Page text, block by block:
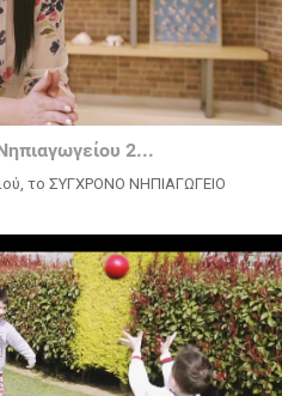
2...
το ΣΥΓΧΡΟΝΟ ΝΗΠΙΑΓΩΓΕΙΟ